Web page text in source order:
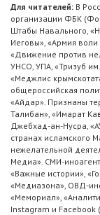
Для читателей: В
организации ФБК
Штабы Навального,
Иеговы», «Армия
«Движение против
УНСО, УПА, «Тризуб
«Меджлис
общероссийская
«Айдар». Признаны
Талибан», «Имарат
Джебхад-ан-Нусра,
странах исламского
нежелательной
Медиа». СМИ-
«Важные истории»,
«Медиазона», ОВД-
«Мемориал»,
Instagram и Facebook